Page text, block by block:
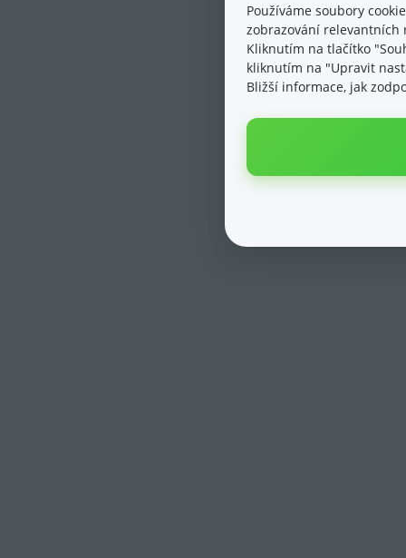
Používáme soubory
zobrazování relevantních
Kliknutím na tlačítko
kliknutím na "Upravit
Bližší informace, jak